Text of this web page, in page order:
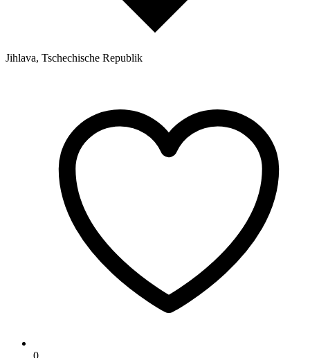
Jihlava, Tschechische Republik